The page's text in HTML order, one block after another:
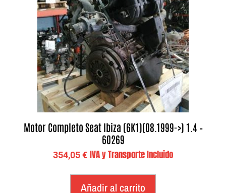
Motor Completo Seat Ibiza (6K1)(08.1999->) 1.4 –
60269
354,05€ IVA y Transporte Incluido
Añadir al carrito